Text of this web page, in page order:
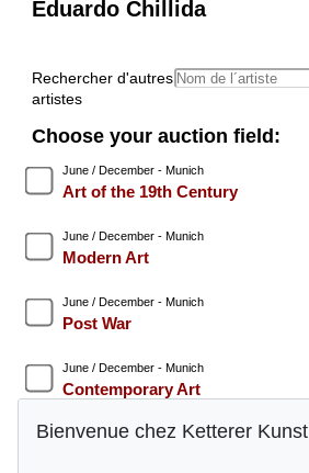
Eduardo Chillida
Rechercher d'autres
artistes
Choose your auction field:
June / December - Munich
Art of the 19th Century
June / December - Munich
Modern Art
June / December - Munich
Post War
June / December - Munich
Contemporary Art
May / November - Hamburg
Bienvenue chez Ketterer Kunst